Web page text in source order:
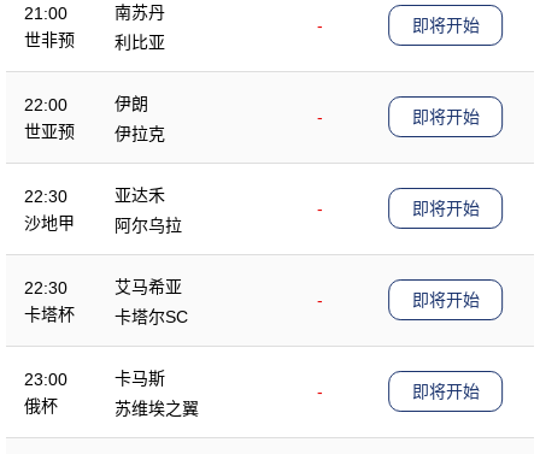
21:00
世非预
南苏丹
-
利比亚
即将开始
22:00
世亚预
伊朗
-
伊拉克
即将开始
22:30
沙地甲
亚达禾
-
阿尔乌拉
即将开始
22:30
卡塔杯
艾马希亚
-
卡塔尔SC
即将开始
23:00
俄杯
卡马斯
-
苏维埃之翼
即将开始